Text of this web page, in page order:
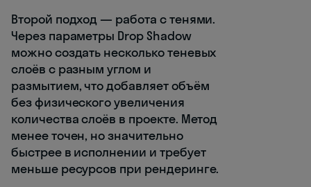
Второй подход — работа с тенями.
Через параметры Drop Shadow
можно создать несколько теневых
слоёв с разным углом и
размытием, что добавляет объём
без физического увеличения
количества слоёв в проекте. Метод
менее точен, но значительно
быстрее в исполнении и требует
меньше ресурсов при рендеринге.